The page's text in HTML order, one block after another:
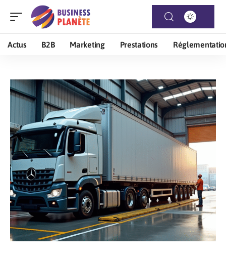
Actus B2B Marketing Prestations